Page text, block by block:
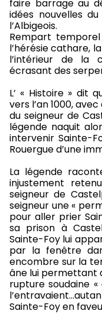
faire barrage au
idées nouvelles
l’Albigeois.
Rempart
l’hérésie cathare,
l’intérieur de la
écrasant des
L’ « Histoire » dit
vers l’an 1000,
du seigneur de
légende naquit
intervenir Sainte-
Rouergue d’une
La légende
injustement
seigneur de
seigneur une «
pour aller prier
sa prison à
Sainte-Foy lui
par la fenêtre
encombre sur la
âne lui permettant
rupture soudaine
Sainte-Foy en